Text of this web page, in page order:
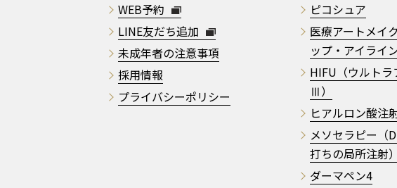
WEB予約
LINE友だち追加
未成年者の注意事項
採用情報
プライバシーポリシー
ピコシュア
医療アートメイ
ップ・アイライン
HIFU（ウルトラ
Ⅲ）
ヒアルロン酸注
メソセラピー（
打ちの局所注射）
ダーマペン4